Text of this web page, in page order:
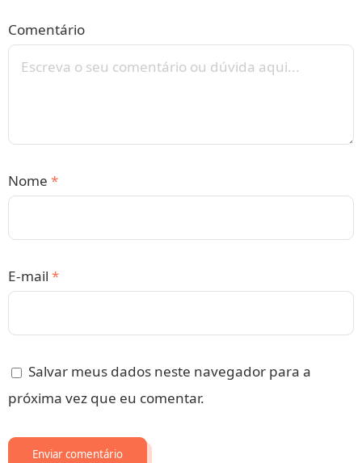
Comentário
Nome *
E-mail *
Salvar meus dados neste navegador para a
próxima vez que eu comentar.